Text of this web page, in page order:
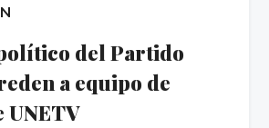
del Partido
a equipo de
UNETV